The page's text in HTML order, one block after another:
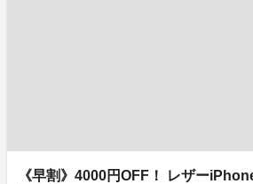
《早割》4000円OFF！ レザー